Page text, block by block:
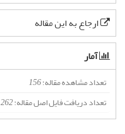
ارجاع به این مقاله
آمار
تعداد مشاهده مقاله:156
تعداد دریافت فایل اصل مقاله:262